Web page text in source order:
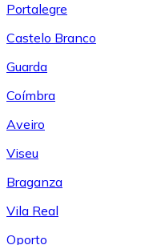
Portalegre
Castelo Branco
Guarda
Coímbra
Aveiro
Viseu
Braganza
Vila Real
Oporto